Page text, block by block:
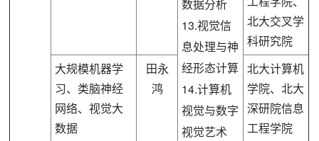
数据分析
13.视觉信
息处理与神
经形态计算
14.计算机
视觉与数字
视觉艺术
北大交叉学
科研究院
大规模机器学
习、类脑神经
网络、视觉大
数据
田永
鸿
北大计算机
学院、北大
深研院信息
工程学院